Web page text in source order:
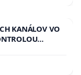
KANÁLOV VO
riešenie